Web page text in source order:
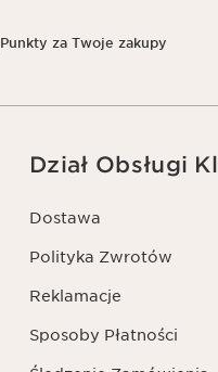
Punkty za Twoje zakupy
Dział Obsługi
Dostawa
Polityka Zwrotów
Reklamacje
Sposoby Płatności